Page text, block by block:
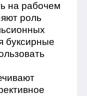
на рабочем
роль
буксирные